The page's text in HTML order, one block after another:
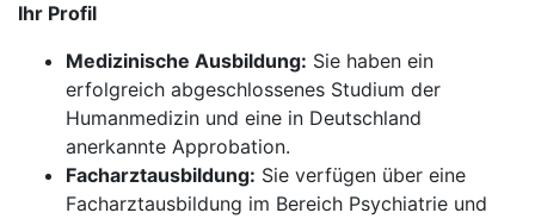
Ihr Profil
Medizinische Ausbildung: Sie haben ein
erfolgreich abgeschlossenes Studium der
Humanmedizin und eine in Deutschland
anerkannte Approbation.
Facharztausbildung: Sie verfügen über eine
Facharztausbildung im Bereich Psychiatrie und